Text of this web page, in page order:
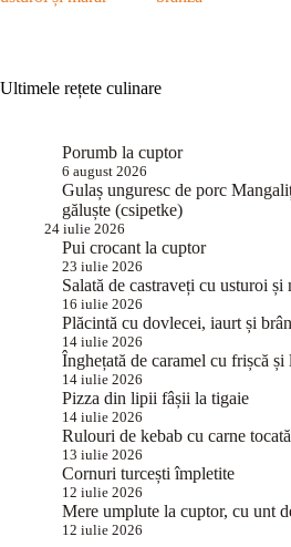
Ultimele rețete culinare
Porumb la cuptor
6 august 2026
Gulaș unguresc de porc
găluște (csipetke)
24 iulie 2026
Pui crocant la cuptor
23 iulie 2026
Salată de castraveți cu usturoi și
16 iulie 2026
Plăcintă cu dovlecei, iaurt și
14 iulie 2026
Înghețată de caramel cu frișcă și
14 iulie 2026
Pizza din lipii fâșii la tigaie
14 iulie 2026
Rulouri de kebab cu carne
13 iulie 2026
Cornuri turcești împletite
12 iulie 2026
Mere umplute la cuptor, cu unt
12 iulie 2026